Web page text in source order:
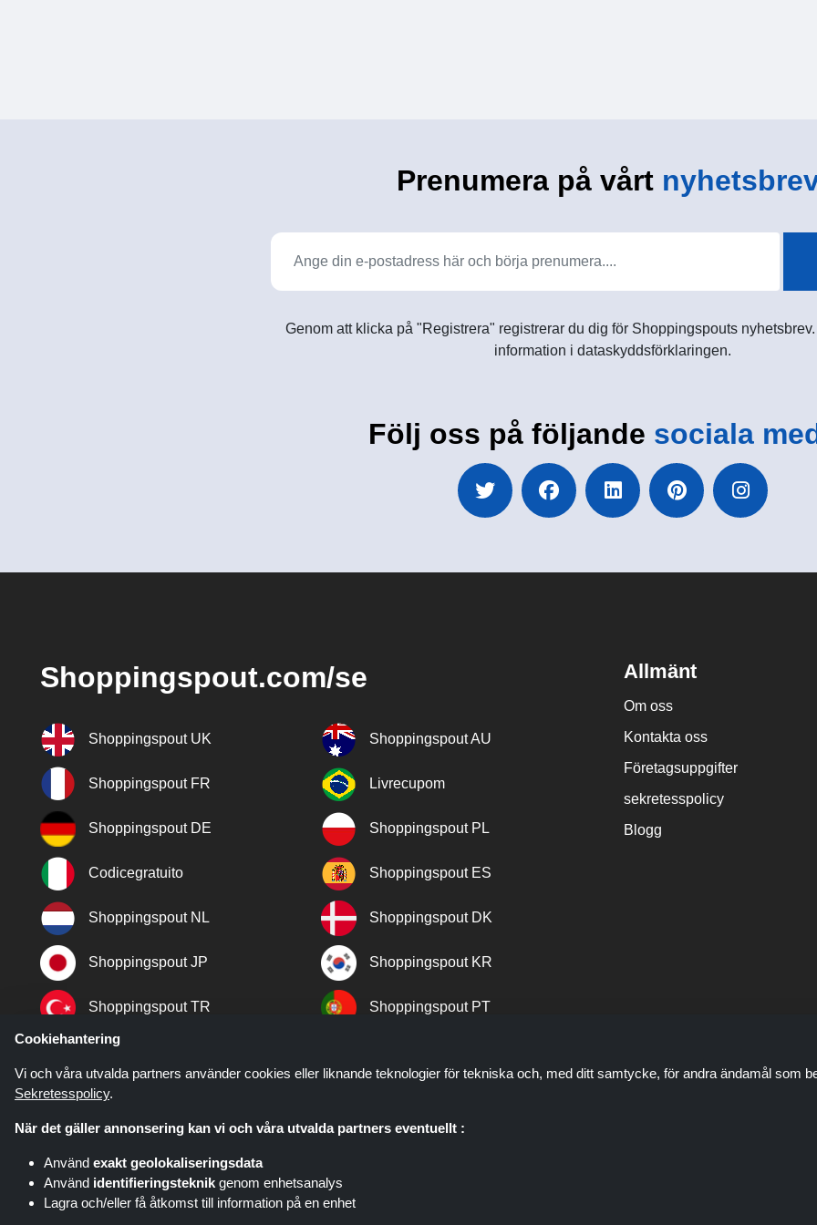
Prenumera på vårt
Genom att klicka på "Registrera" registrerar du dig för Shoppingspouts
information i dataskyddsförklaringen.
Följ oss på följande sociala
Shoppingspout.com/se
Shoppingspout UK Shoppingspout AU
Shoppingspout FR Livrecupom
Shoppingspout DE Shoppingspout PL
Codicegratuito Shoppingspout ES
Shoppingspout NL Shoppingspout DK
Shoppingspout JP Shoppingspout KR
Shoppingspout TR Shoppingspout PT
Shoppingspout NO
Allmänt
Om oss
Kontakta oss
Företagsuppgifter
sekretesspolicy
Blogg
Shoppingspout.com/se är en webbplats som presenterar erbjudanden, rabatter och kuponger; dessa
Cookiehantering
Vi och våra utvalda partners använder cookies eller liknande teknologier för tekniska och, med ditt samtycke, för andra ändamål som
Sekretesspolicy.
När det gäller annonsering kan vi och våra utvalda partners eventuellt :
Använd exakt geolokaliseringsdata
Använd identifieringsteknik genom enhetsanalys
Lagra och/eller få åtkomst till information på en enhet